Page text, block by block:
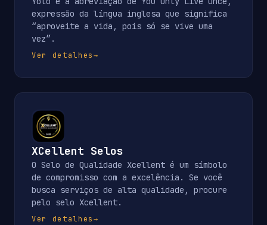
expressão da língua inglesa que significa
“aproveite a vida, pois só se vive uma
vez”.
Ver detalhes→
XCellent Selos
O Selo de Qualidade Xcellent é um símbolo
de compromisso com a excelência. Se você
busca serviços de alta qualidade, procure
pelo selo Xcellent.
Ver detalhes→